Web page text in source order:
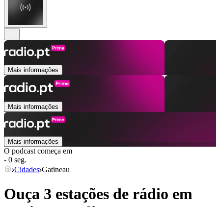
Mais informações
Mais informações
Mais informações
O podcast começa em
- 0 seg.
Cidades Gatineau
Ouça 3 estações de rádio em